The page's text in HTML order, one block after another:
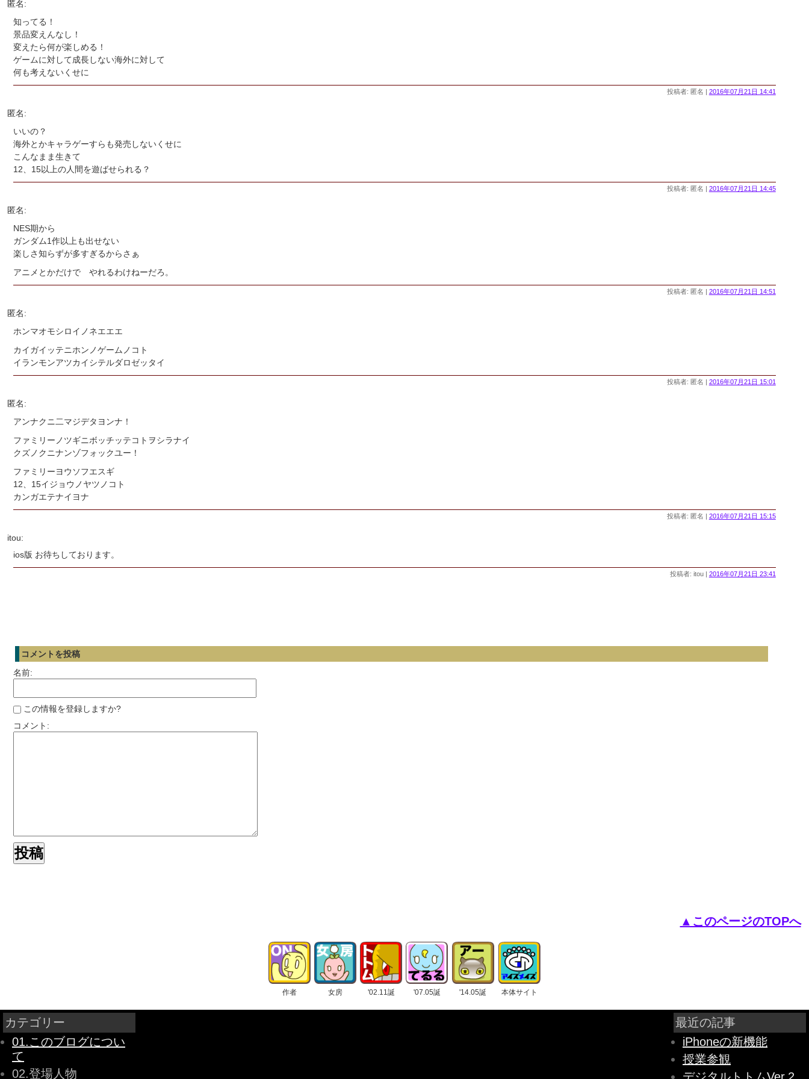
匿名:
知ってる！
景品変えんなし！
変えたら何が楽しめる！
ゲームに対して成長しない海外に対して
何も考えないくせに
投稿者: 匿名 | 2016年07月21日 14:41
匿名:
いいの？
海外とかキャラゲーすらも発売しないくせに
こんなまま生きて
12、15以上の人間を遊ばせられる？
投稿者: 匿名 | 2016年07月21日 14:45
匿名:
NES期から
ガンダム1作以上も出せない
楽しさ知らずが多すぎるからさぁ
アニメとかだけで やれるわけねーだろ。
投稿者: 匿名 | 2016年07月21日 14:51
匿名:
ホンマオモシロイノネエエエ
カイガイッテニホンノゲームノコト
イランモンアツカイシテルダロゼッタイ
投稿者: 匿名 | 2016年07月21日 15:01
匿名:
アンナクニ二マジデタヨンナ！
ファミリーノツギニボッチッテコトヲシラナイ
クズノクニナンゾフォックユー！
ファミリーヨウソフエスギ
12、15イジョウノヤツノコト
カンガエテナイヨナ
投稿者: 匿名 | 2016年07月21日 15:15
itou:
ios版 お待ちしております。
投稿者: itou | 2016年07月21日 23:41
コメントを投稿
名前:
この情報を登録しますか?
コメント:
▲このページのTOPへ
作者 女房 '02.11誕 '07.05誕 '14.05誕 本体サイト
カテゴリー
01.このブログについ
て
02.登場人物
最近の記事
iPhoneの新機能
授業参観